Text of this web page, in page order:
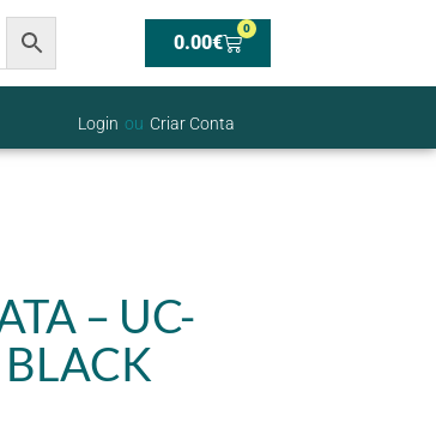
0.00€
0
Login ou Criar Conta
– UC-